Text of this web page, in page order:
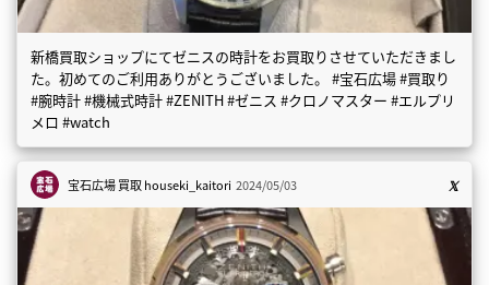
新橋買取ショップにてゼニスの時計をお買取りさせていただきまし
た。初めてのご利用ありがとうございました。 #宝石広場 #買取り
#腕時計 #機械式時計 #ZENITH #ゼニス #クロノマスター #エルプリ
メロ #watch
宝石広場 買取houseki_kaitori 2024/05/03